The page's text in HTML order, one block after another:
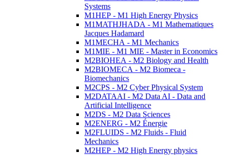
Systems
M1HEP - M1 High Energy Physics
M1MATHJHADA - M1 Mathematiques
Jacques Hadamard
M1MECHA - M1 Mechanics
M1MIE - M1 MIE - Master in Economics
M2BIOHEA - M2 Biology and Health
M2BIOMECA - M2 Biomeca -
Biomechanics
M2CPS - M2 Cyber Physical System
M2DATAAI - M2 Data AI - Data and
Artificial Intelligence
M2DS - M2 Data Sciences
M2ENERG - M2 Énergie
M2FLUIDS - M2 Fluids - Fluid
Mechanics
M2HEP - M2 High Energy physics